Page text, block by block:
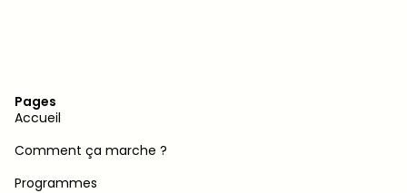
Pages
Accueil
Comment ça marche ?
Programmes